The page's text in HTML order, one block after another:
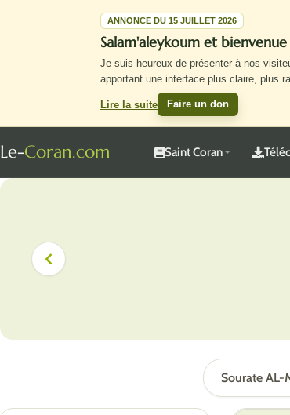
ANNONCE DU 15 JUILLET 2026
Salam'aleykoum et
Je suis heureux de présenter à nos
apportant une interface plus claire, plus
Lire la suite Faire un don
Le-Coran.com Saint Coran
Sourate AL-